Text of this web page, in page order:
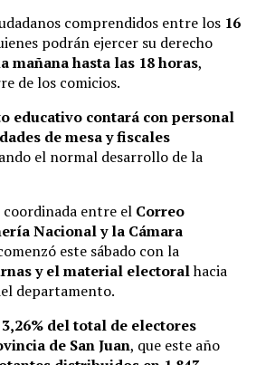
comprendidos entre los 16
podrán ejercer su derecho
mañana hasta las 18 horas,
de los comicios.
educativo contará con personal
de mesa y fiscales
el normal desarrollo de la
entre el Correo
Nacional y la Cámara
este sábado con la
y el material electoralhacia
departamento.
del total de electores
de San Juan, que este año